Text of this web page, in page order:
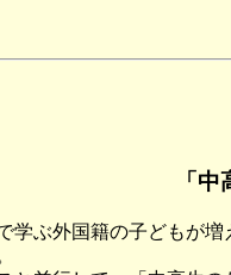
「
ぶ外国籍の子どもが